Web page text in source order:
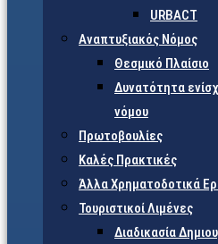
URBACT
Αναπτυξιακός Νόμος
Θεσμικό Πλαίσιο
Δυνατότητα
νόμου
Πρωτοβουλίες
Καλές Πρακτικές
Άλλα Χρηματοδοτικά
Τουριστικοί Λιμένες
Διαδικασία